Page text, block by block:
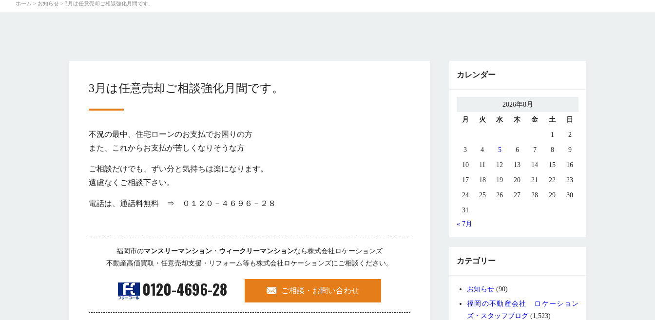
ホーム > お知らせ > 3月は任意売却ご相談強化月間です。
3月は任意売却ご相談強化月間です。
不況の最中、住宅ローンのお支払でお困りの方
また、これからお支払が苦しくなりそうな方
ご相談だけでも、ずい分と気持ちは楽になります。
遠慮なくご相談下さい。
電話は、通話料無料 ⇒ ０１２０－４６９６－２８
福岡市のマンスリーマンション ・ ウィークリーマンションなら株式会社ロケーションズ
不動産高価買取・任意売却支援・リフォーム等も株式会社ロケーションズにご相談ください。
0120-4696-28 ご相談・お問い合わせ
カレンダー
2026年8月
月 火 水 木 金 土 日
1 2
3 4 5 6 7 8 9
10 11 12 13 14 15 16
17 18 19 20 21 22 23
24 25 26 27 28 29 30
31
« 7月
カテゴリー
お知らせ (90)
福岡の不動産会社 ロケーション
ズ・スタッフブログ (1,523)